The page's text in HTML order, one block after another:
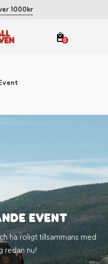
1000kr
0
EVENT
ha roligt tillsammans med
redan nu!